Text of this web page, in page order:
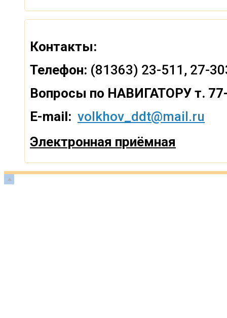
Контакты:
Телефон: (81363) 23-511, 27-
Вопросы по НАВИГАТОРУ т.
E-mail: volkhov_ddt@mail.ru
Электронная приёмная